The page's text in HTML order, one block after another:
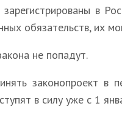
в
обязательств, их
не попадут.
законопроект в
в силу уже с 1